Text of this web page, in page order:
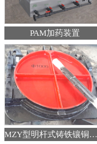
PAM加药装置
MZY型明杆式铸铁镶铜圆闸门